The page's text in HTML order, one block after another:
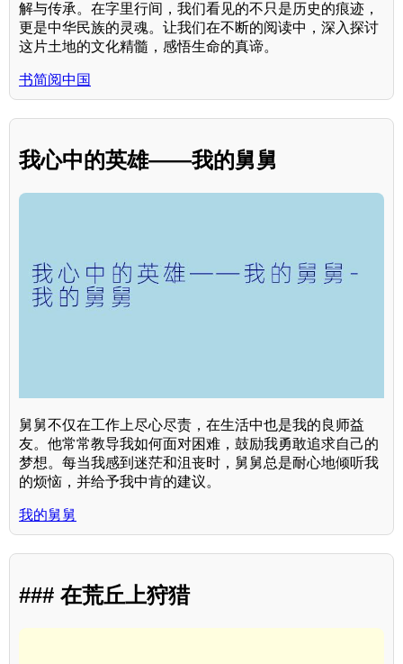
解与传承。在字里行间，我们看见的不只是历史的痕迹，
更是中华民族的灵魂。让我们在不断的阅读中，深入探讨
这片土地的文化精髓，感悟生命的真谛。
书简阅中国
我心中的英雄——我的舅舅
舅舅不仅在工作上尽心尽责，在生活中也是我的良师益
友。他常常教导我如何面对困难，鼓励我勇敢追求自己的
梦想。每当我感到迷茫和沮丧时，舅舅总是耐心地倾听我
的烦恼，并给予我中肯的建议。
我的舅舅
### 在荒丘上狩猎